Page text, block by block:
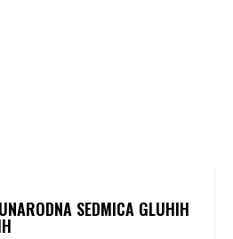
SEDMICA GLUHIH